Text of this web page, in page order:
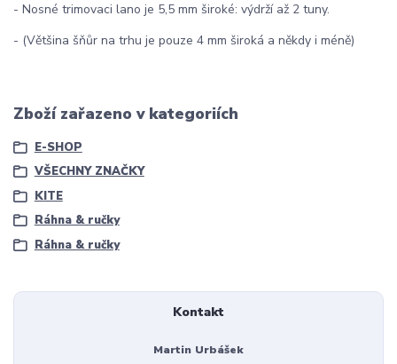
- Nosné trimovaci lano je 5,5 mm široké: výdrží až 2 tuny.
- (Většina šňůr na trhu je pouze 4 mm široká a někdy i méně)
Zboží zařazeno v kategoriích
E-SHOP
VŠECHNY ZNAČKY
KITE
Ráhna & ručky
Ráhna & ručky
Kontakt
Martin Urbášek